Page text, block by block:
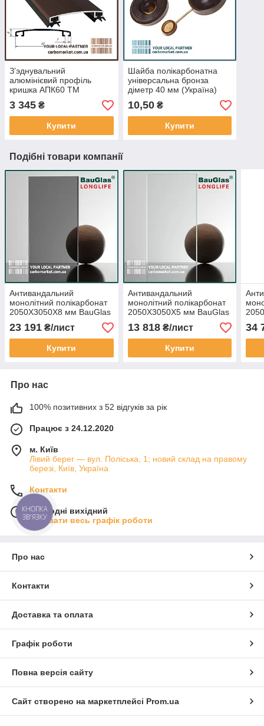
З’эднувальний
алюмінієвий профіль
кришка АПК60 ТМ
АЛЮПРО 60 мм / довжина
6,1 м фарбований бронза
(Україна)
3 345 ₴
Купити
Шайба полікарбонатна
універсальна бронза
діметр 40 мм (Україна)
10,50₴
Купити
Подібні товари компанії
Антивандальний
монолітний полікарбонат
2050Х3050Х8 мм BauGlas
Сербія
23 191 ₴/лист
Купити
Антивандальний
монолітний полікарбонат
2050Х3050Х5 мм BauGlas
прозорий Сербія
13 818₴/лист
Купити
34
Про нас
100% позитивних з 52 відгуків за рік
Працює з 24.12.2020
м. Київ
Лівий берег — вул. Поліська, 1; новий склад на правому
березі, Київ, Україна
Контакти
Сьогодні вихідний
Показати весь графік роботи
Про нас
Контакти
Доставка та оплата
Графік роботи
Повна версія сайту
Сайт створено на маркетплейсі Prom.ua
КНОПКА
ЗВ'ЯЗКУ